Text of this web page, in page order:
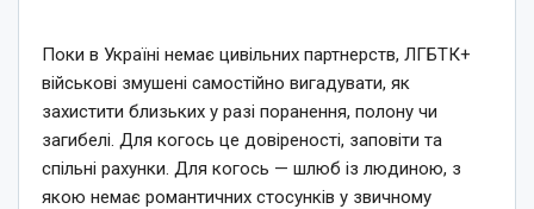
Поки в Україні немає цивільних партнерств, ЛГБТК+
військові змушені самостійно вигадувати, як
захистити близьких у разі поранення, полону чи
загибелі. Для когось це довіреності, заповіти та
спільні рахунки. Для когось — шлюб із людиною, з
якою немає романтичних стосунків у звичному